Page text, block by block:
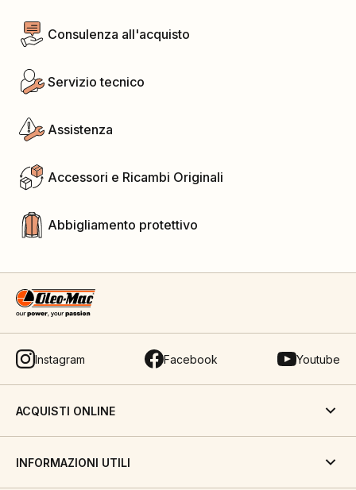
Consulenza all'acquisto
Servizio tecnico
Assistenza
Accessori e Ricambi Originali
Abbigliamento protettivo
Instagram Facebook Youtube
ACQUISTI ONLINE
INFORMAZIONI UTILI